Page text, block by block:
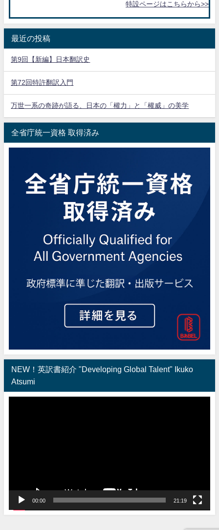
特設ページはこちらから>>
最近の投稿
第9回【新編】日本翻訳史
第72回特許翻訳入門
万世一系の奇跡が語る、日本の「權力」と「權威」の美学
全省庁統一資格 取得済み
NEW！英訳書紹介 "Developing Global Talent" Ikuko
Atsumi
00:00 21:19